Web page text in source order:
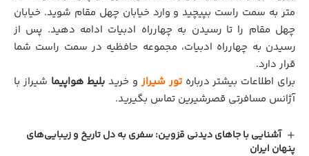
متر به ‌سمت راست بپیچید و وارد خیابان چهل مقام شوید. خیابان
چهل مقام را تا رسیدن به چهارراه ادبیات ادامه دهید. پس از
رسیدن به چهارراه ادبیات، مجموعه حافظیه در سمت راست شما
قرار دارد.
برای اطلاعات بیشتر دربارهتور شیراز و خرید بلیط هواپیما شیراز با
آژانس مسافرتی قصرشیرین تماس بگیرید.
آشنایی با جاهای دیدنی قزوین: سفری به دل تاریخ و زیبایی‌های
پنهان ایران